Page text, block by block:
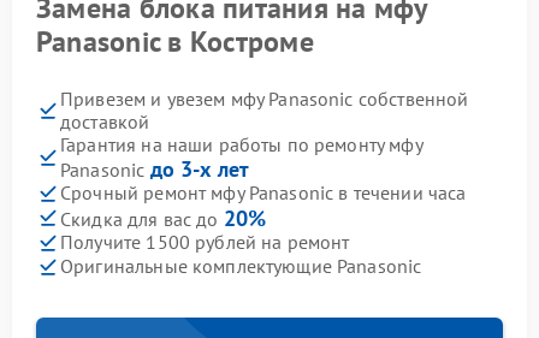
Panasonic в Костроме
Привезем и увезем мфу Panasonic собственной
доставкой
Гарантия на наши работы по ремонту мфу
Panasonic до 3-х лет
Срочный ремонт мфу Panasonic в течении часа
Скидка для вас до 20%
Получите 1500 рублей на ремонт
Оригинальные комплектующие Panasonic